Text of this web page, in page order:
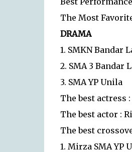
The Most
DRAMA
1. SMKN Bandar
2. SMA 3 Bandar
3. SMA YP Unila
The best actress
The best actor :
The best
1. Mirza SMA YP